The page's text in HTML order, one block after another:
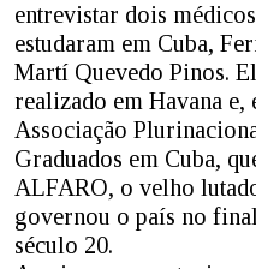
entrevistar dois
estudaram em Cuba,
Martí Quevedo Pinos.
realizado em Havana e,
Associação
Graduados em Cuba,
ALFARO, o velho
governou o país no
século 20.